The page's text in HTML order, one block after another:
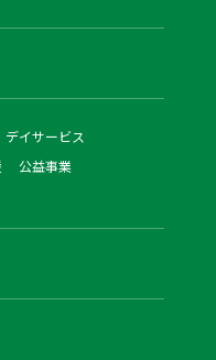
デイサービス
公益事業